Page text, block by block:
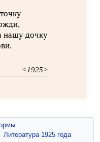
нашу дочку
<1925>
Литература 1925 года